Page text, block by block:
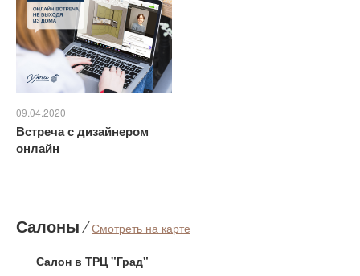
09.04.2020
Встреча с дизайнером
онлайн
Салоны⁄Смотреть на карте
Салон в ТРЦ "Град"